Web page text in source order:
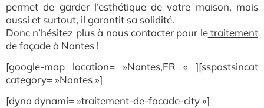
permet de garder l’esthétique de votre maison, mais
aussi et surtout, il garantit sa solidité.
Donc n’hésitez plus à nous contacter pour letraitement
de façade à Nantes !
[google-map location= »Nantes,FR « ][sspostsincat
category= »Nantes »]
[dyna dynami= »traitement-de-facade-city »]